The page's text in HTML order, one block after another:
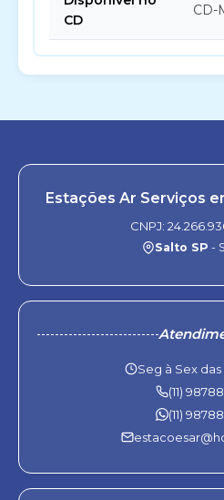
CD
CD-
Estações Ar Serviços
CNPJ:
Salto SP -
Seg à Sex das
(11)
(11)